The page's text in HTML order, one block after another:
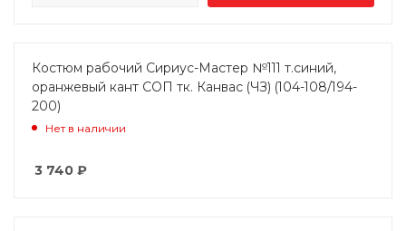
Костюм рабочий Сириус-Мастер №111 т.синий,
оранжевый кант СОП тк. Канвас (ЧЗ) (104-108/194-
200)
Нет в наличии
3 740 ₽